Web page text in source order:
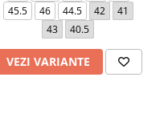
45.5
46 44.5 42
41
43
40.5
VEZI VARIANTE